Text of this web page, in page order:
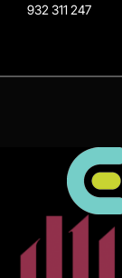
932 311 247